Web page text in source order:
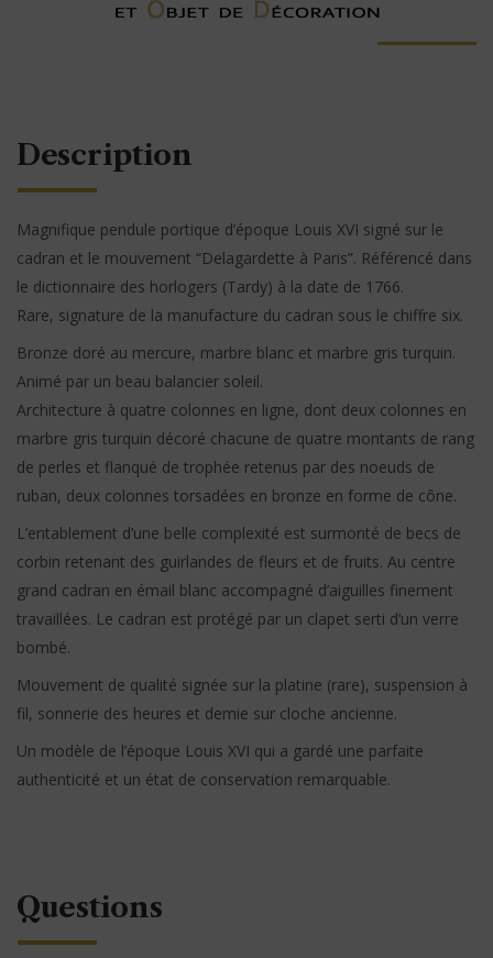
Description
Magnifique pendule portique d’époque Louis XVI signé sur le
cadran et le mouvement “Delagardette à Paris”. Référencé dans
le dictionnaire des horlogers (Tardy) à la date de 1766.
Rare, signature de la manufacture du cadran sous le chiffre six.
Bronze doré au mercure, marbre blanc et marbre gris turquin.
Animé par un beau balancier soleil.
Architecture à quatre colonnes en ligne, dont deux colonnes en
marbre gris turquin décoré chacune de quatre montants de rang
de perles et flanqué de trophée retenus par des noeuds de
ruban, deux colonnes torsadées en bronze en forme de cône.
L’entablement d’une belle complexité est surmonté de becs de
corbin retenant des guirlandes de fleurs et de fruits. Au centre
grand cadran en émail blanc accompagné d’aiguilles finement
travaillées. Le cadran est protégé par un clapet serti d’un verre
bombé.
Mouvement de qualité signée sur la platine (rare), suspension à
fil, sonnerie des heures et demie sur cloche ancienne.
Un modèle de l’époque Louis XVI qui a gardé une parfaite
authenticité et un état de conservation remarquable.
Questions